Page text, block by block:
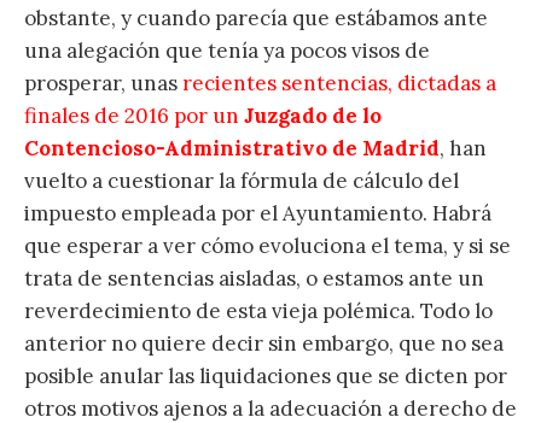
obstante, y cuando parecía que estábamos ante
una alegación que tenía ya pocos visos de
prosperar, unasrecientes sentencias, dictadas a
finales de 2016 por un Juzgado de lo
Contencioso-Administrativo de Madrid, han
vuelto a cuestionar la fórmula de cálculo del
impuesto empleada por el Ayuntamiento. Habrá
que esperar a ver cómo evoluciona el tema, y si se
trata de sentencias aisladas, o estamos ante un
reverdecimiento de esta vieja polémica. Todo lo
anterior no quiere decir sin embargo, que no sea
posible anular las liquidaciones que se dicten por
otros motivos ajenos a la adecuación a derecho de